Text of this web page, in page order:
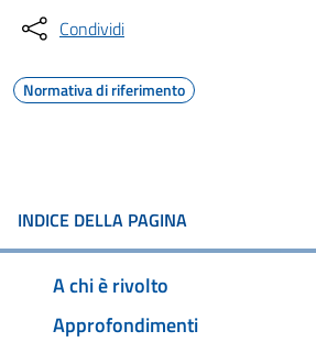
Condividi
Normativa di riferimento
INDICE DELLA PAGINA
A chi è rivolto
Approfondimenti